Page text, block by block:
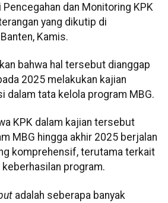
dan Monitoring KPK
yang dikutip di
Kamis.
bahwa hal tersebut dianggap
2025 melakukan kajian
dalam tata kelola program MBG.
KPK dalam kajian tersebut
MBG hingga akhir 2025 berjalan
komprehensif, terutama terkait
keberhasilan program.
adalah seberapa banyak